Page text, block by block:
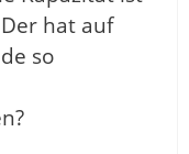
hat auf
so